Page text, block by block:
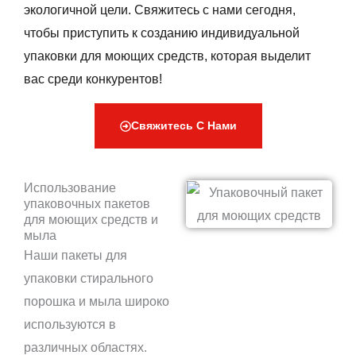
экологичной цели. Свяжитесь с нами сегодня,
чтобы приступить к созданию индивидуальной
упаковки для моющих средств, которая выделит
вас среди конкурентов!
Свяжитесь С Нами
Использование
упаковочных пакетов
для моющих средств и
мыла
Наши пакеты для
упаковки стирального
порошка и мыла широко
используются в
различных областях.